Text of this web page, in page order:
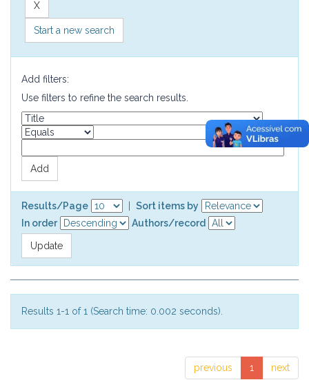
Start a new search
Add filters:
Use filters to refine the search results.
Results/Page
Sort items by
In order
Authors/record
Results 1-1 of 1 (Search time: 0.002 seconds).
previous 1 next